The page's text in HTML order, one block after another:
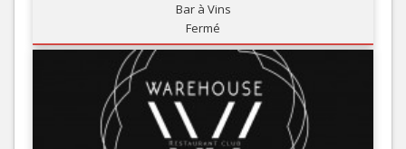
Bar à Vins
Fermé